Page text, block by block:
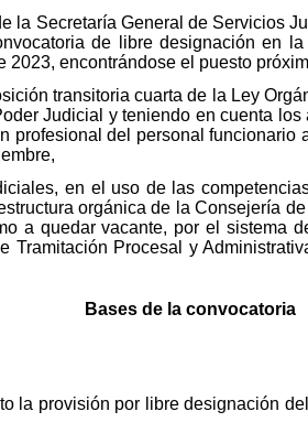
la Secretaría General de Servicios
de libre designación en
encontrándose el puesto
transitoria cuarta de la Ley
Judicial y teniendo en cuenta
profesional del personal
en el uso de las
orgánica de la Consejería
a quedar vacante, por el sistema
Tramitación Procesal y
Bases de la convocatoria
la provisión por libre designación